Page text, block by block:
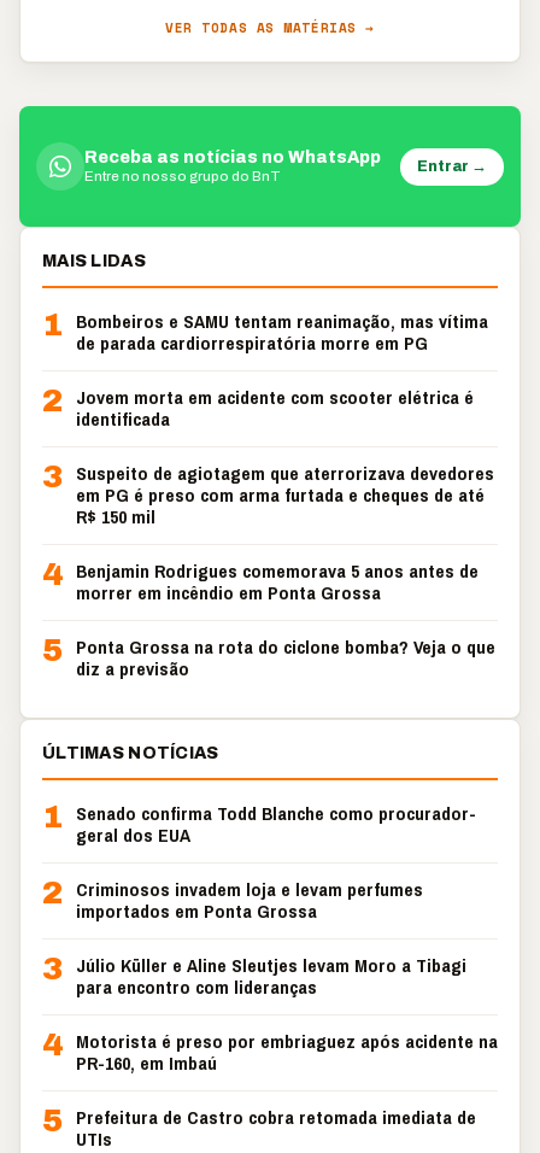
VER TODAS AS MATÉRIAS →
Receba as notícias no WhatsApp
Entre no nosso grupo do BnT
Entrar →
MAIS LIDAS
1
Bombeiros e SAMU tentam reanimação, mas vítima
de parada cardiorrespiratória morre em PG
2
Jovem morta em acidente com scooter elétrica é
identificada
3 Suspeito de agiotagem que aterrorizava devedores
em PG é preso com arma furtada e cheques de até
R$ 150 mil
4 Benjamin Rodrigues comemorava 5 anos antes de
morrer em incêndio em Ponta Grossa
5 Ponta Grossa na rota do ciclone bomba? Veja o que
diz a previsão
ÚLTIMAS NOTÍCIAS
1
Senado confirma Todd Blanche como procurador-
geral dos EUA
2
Criminosos invadem loja e levam perfumes
importados em Ponta Grossa
3 Júlio Küller e Aline Sleutjes levam Moro a Tibagi
para encontro com lideranças
4 Motorista é preso por embriaguez após acidente na
PR-160, em Imbaú
5 Prefeitura de Castro cobra retomada imediata de
UTIs